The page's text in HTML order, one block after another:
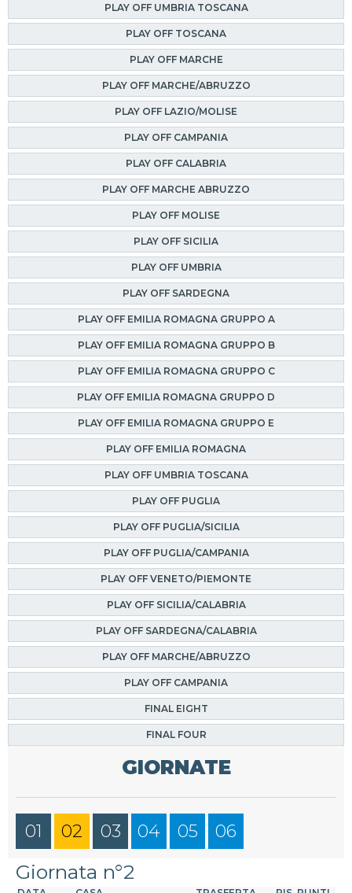
PLAY OFF UMBRIA TOSCANA
PLAY OFF TOSCANA
PLAY OFF MARCHE
PLAY OFF MARCHE/ABRUZZO
PLAY OFF LAZIO/MOLISE
PLAY OFF CAMPANIA
PLAY OFF CALABRIA
PLAY OFF MARCHE ABRUZZO
PLAY OFF MOLISE
PLAY OFF SICILIA
PLAY OFF UMBRIA
PLAY OFF SARDEGNA
PLAY OFF EMILIA ROMAGNA GRUPPO A
PLAY OFF EMILIA ROMAGNA GRUPPO B
PLAY OFF EMILIA ROMAGNA GRUPPO C
PLAY OFF EMILIA ROMAGNA GRUPPO D
PLAY OFF EMILIA ROMAGNA GRUPPO E
PLAY OFF EMILIA ROMAGNA
PLAY OFF UMBRIA TOSCANA
PLAY OFF PUGLIA
PLAY OFF PUGLIA/SICILIA
PLAY OFF PUGLIA/CAMPANIA
PLAY OFF VENETO/PIEMONTE
PLAY OFF SICILIA/CALABRIA
PLAY OFF SARDEGNA/CALABRIA
PLAY OFF MARCHE/ABRUZZO
PLAY OFF CAMPANIA
FINAL EIGHT
FINAL FOUR
GIORNATE
01 02 03 04 05 06
Giornata n°2